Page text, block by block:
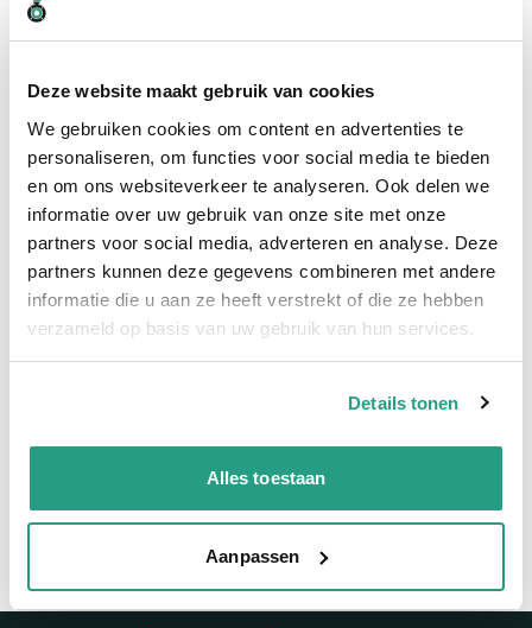
Deze website maakt gebruik van cookies
We gebruiken cookies om content en advertenties te
personaliseren, om functies voor social media te bieden
en om ons websiteverkeer te analyseren. Ook delen we
informatie over uw gebruik van onze site met onze
partners voor social media, adverteren en analyse. Deze
partners kunnen deze gegevens combineren met andere
informatie die u aan ze heeft verstrekt of die ze hebben
verzameld op basis van uw gebruik van hun services.
Details tonen
Alles toestaan
Aanpassen
Snel naar
Meer informatie
Maatvoering koppeling 2"
Materiaal
We zijn beschikbaar van ma t/m vr van 08:00 tot 17:00 uur.
Neem contact met ons op